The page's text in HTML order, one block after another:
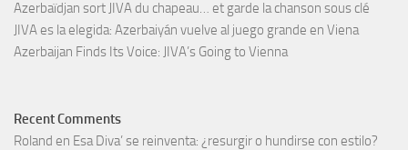
Azerbaïdjan sort JIVA du chapeau… et garde la chanson sous clé
JIVA es la elegida: Azerbaiyán vuelve al juego grande en Viena
Azerbaijan Finds Its Voice: JIVA’s Going to Vienna
Recent Comments
Roland en Esa Diva’ se reinventa: ¿resurgir o hundirse con estilo?